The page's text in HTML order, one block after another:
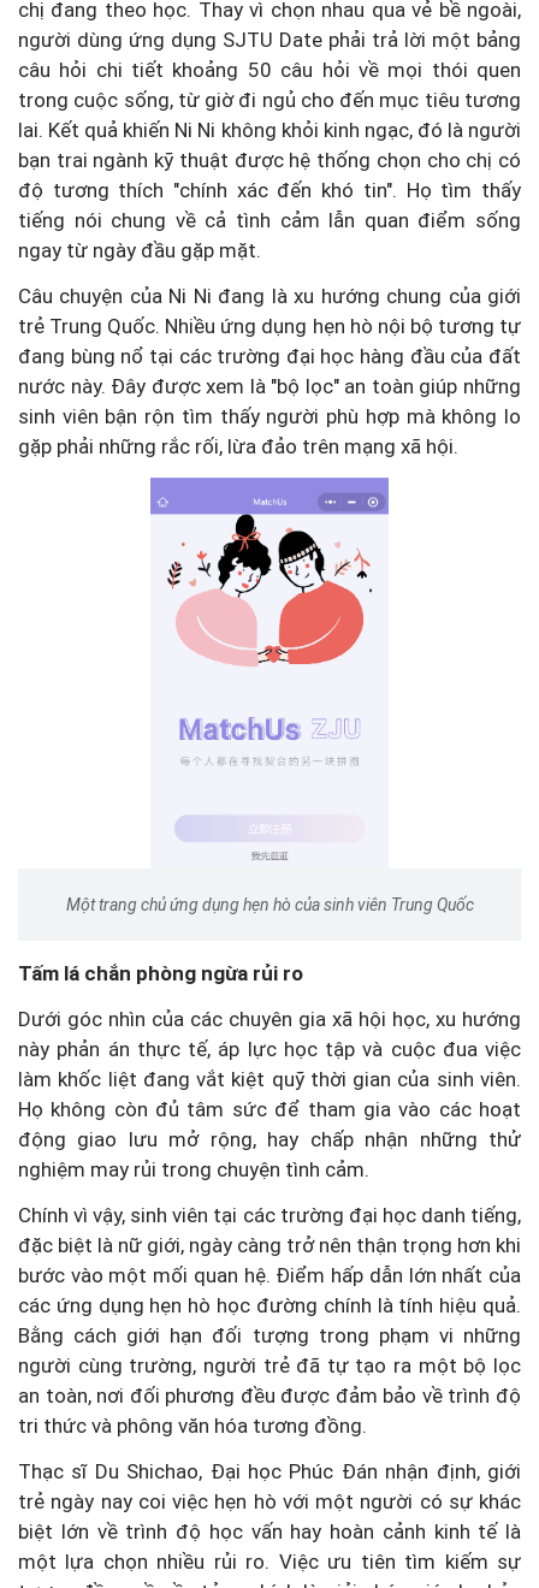
chị đang theo học. Thay vì chọn nhau qua vẻ bề ngoài,
người dùng ứng dụng SJTU Date phải trả lời một bảng
câu hỏi chi tiết khoảng 50 câu hỏi về mọi thói quen
trong cuộc sống, từ giờ đi ngủ cho đến mục tiêu tương
lai. Kết quả khiến Ni Ni không khỏi kinh ngạc, đó là người
bạn trai ngành kỹ thuật được hệ thống chọn cho chị có
độ tương thích "chính xác đến khó tin". Họ tìm thấy
tiếng nói chung về cả tình cảm lẫn quan điểm sống
ngay từ ngày đầu gặp mặt.
Câu chuyện của Ni Ni đang là xu hướng chung của giới
trẻ Trung Quốc. Nhiều ứng dụng hẹn hò nội bộ tương tự
đang bùng nổ tại các trường đại học hàng đầu của đất
nước này. Đây được xem là "bộ lọc" an toàn giúp những
sinh viên bận rộn tìm thấy người phù hợp mà không lo
gặp phải những rắc rối, lừa đảo trên mạng xã hội.
Một trang chủ ứng dụng hẹn hò của sinh viên Trung Quốc
Tấm lá chắn phòng ngừa rủi ro
Dưới góc nhìn của các chuyên gia xã hội học, xu hướng
này phản án thực tế, áp lực học tập và cuộc đua việc
làm khốc liệt đang vắt kiệt quỹ thời gian của sinh viên.
Họ không còn đủ tâm sức để tham gia vào các hoạt
động giao lưu mở rộng, hay chấp nhận những thử
nghiệm may rủi trong chuyện tình cảm.
Chính vì vậy, sinh viên tại các trường đại học danh tiếng,
đặc biệt là nữ giới, ngày càng trở nên thận trọng hơn khi
bước vào một mối quan hệ. Điểm hấp dẫn lớn nhất của
các ứng dụng hẹn hò học đường chính là tính hiệu quả.
Bằng cách giới hạn đối tượng trong phạm vi những
người cùng trường, người trẻ đã tự tạo ra một bộ lọc
an toàn, nơi đối phương đều được đảm bảo về trình độ
tri thức và phông văn hóa tương đồng.
Thạc sĩ Du Shichao, Đại học Phúc Đán nhận định, giới
trẻ ngày nay coi việc hẹn hò với một người có sự khác
biệt lớn về trình độ học vấn hay hoàn cảnh kinh tế là
một lựa chọn nhiều rủi ro. Việc ưu tiên tìm kiếm sự